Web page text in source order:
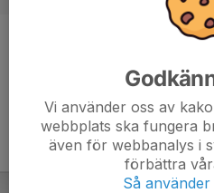
Vi använder oss av
webbplats ska fungera
även för webbanalys i
förbättra
Så